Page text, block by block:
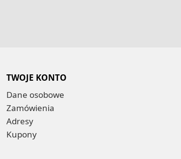
TWOJE KONTO
Dane osobowe
Zamówienia
Adresy
Kupony